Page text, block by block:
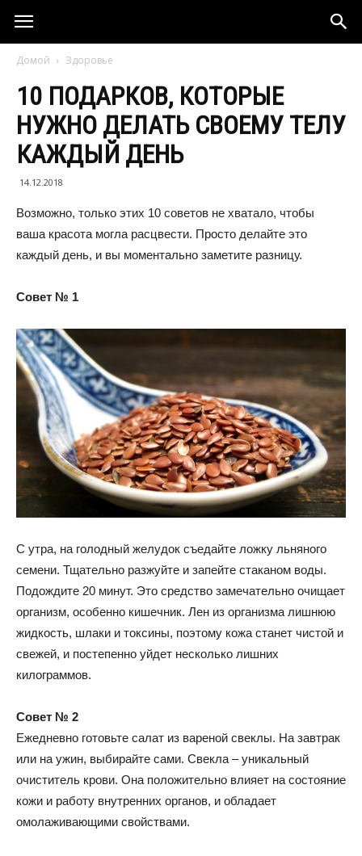
Домой Здоровье
10 ПОДАРКОВ, КОТОРЫЕ
НУЖНО ДЕЛАТЬ СВОЕМУ ТЕЛУ
КАЖДЫЙ ДЕНЬ
14.12.2018
Возможно, только этих 10 советов не хватало, чтобы
ваша красота могла расцвести. Просто делайте это
каждый день, и вы моментально заметите разницу.
Совет № 1
С утра, на голодный желудок съедайте ложку льняного
семени. Тщательно разжуйте и запейте стаканом воды.
Подождите 20 минут. Это средство замечательно очищает
организм, особенно кишечник. Лен из организма лишнюю
жидкость, шлаки и токсины, поэтому кожа станет чистой и
свежей, и постепенно уйдет несколько лишних
килограммов.
Совет № 2
Ежедневно готовьте салат из вареной свеклы. На завтрак
или на ужин, выбирайте сами. Свекла – уникальный
очиститель крови. Она положительно влияет на состояние
кожи и работу внутренних органов, и обладает
омолаживающими свойствами.